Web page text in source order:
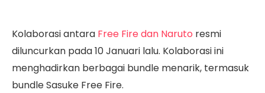
Kolaborasi antara Free Fire dan Naruto resmi
diluncurkan pada 10 Januari lalu. Kolaborasi ini
menghadirkan berbagai bundle menarik, termasuk
bundle Sasuke Free Fire.